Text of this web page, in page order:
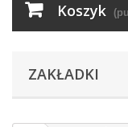
Koszyk
ZAKŁADKI